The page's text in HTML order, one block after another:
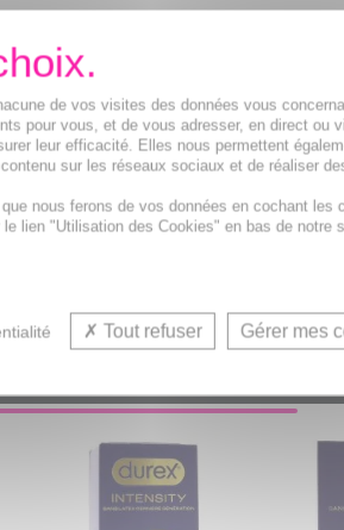
AIMEREZ AUSSI...
de vos visites des données vous
pour vous, et de vous adresser, en direct ou
leur efficacité. Elles nous permettent
sur les réseaux sociaux et de réaliser
nous ferons de vos données en cochant les
lien "Utilisation des Cookies" en bas de notre
Tout refuser Gérer mes